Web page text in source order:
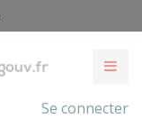
Se connecter